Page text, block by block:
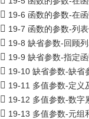
19-6 函数的参数-在
19-7 函数的参数-列
19-8 缺省参数-回顾
19-9 缺省参数-指定
19-10 缺省参数-缺省
19-11 多值参数-定义
19-12 多值参数-数字
19-13 多值参数-元组